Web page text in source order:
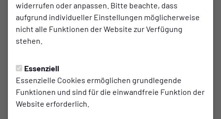
widerrufen oder anpassen. Bitte beachte, dass
aufgrund individueller Einstellungen möglicherweise
nicht alle Funktionen der Website zur Verfügung
stehen.
Essenziell
Essenzielle Cookies ermöglichen grundlegende
Funktionen und sind für die einwandfreie Funktion der
Website erforderlich.
Stellungnahme zum Rückzug
der 3. Mannschaft